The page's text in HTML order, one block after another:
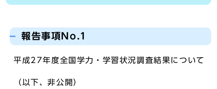
報告事項No.1
平成27年度全国学力・学習状況調査結果について
（以下、非公開）